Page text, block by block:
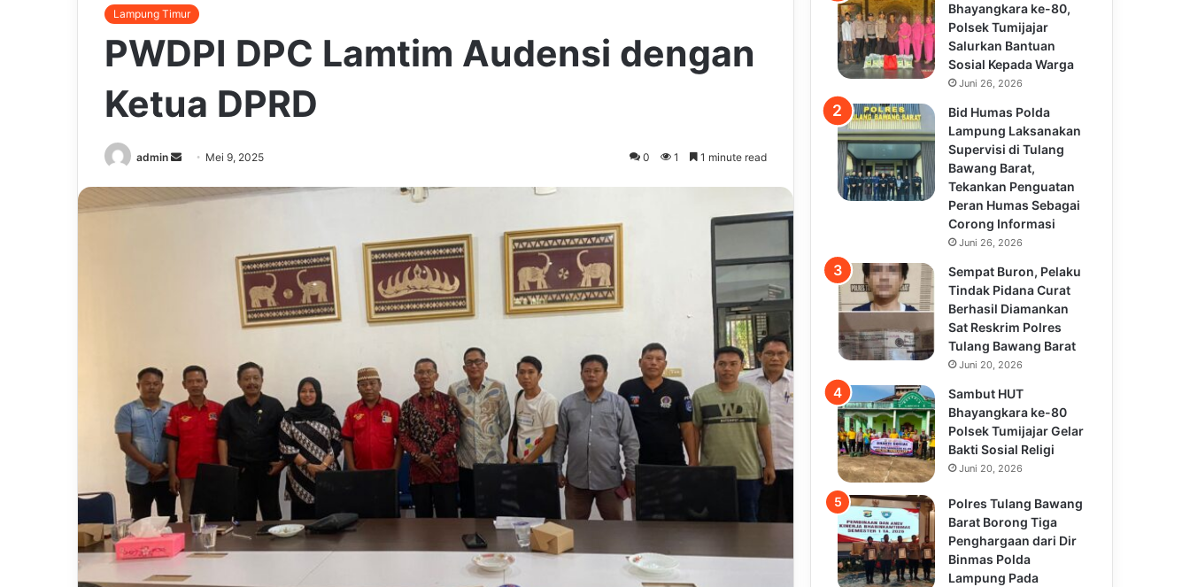
Lampung Timur
PWDPI DPC Lamtim Audensi dengan
Ketua DPRD
admin
Send
email
Mei 9, 2025 0 1 1 minute read
Bhayangkara ke-80,
Polsek Tumijajar
Salurkan Bantuan
Sosial Kepada Warga
Juni 26, 2026
Bid Humas Polda
Lampung Laksanakan
Supervisi di Tulang
Bawang Barat,
Tekankan Penguatan
Peran Humas Sebagai
Corong Informasi
Juni 26, 2026
Sempat Buron, Pelaku
Tindak Pidana Curat
Berhasil Diamankan
Sat Reskrim Polres
Tulang Bawang Barat
Juni 20, 2026
Sambut HUT
Bhayangkara ke-80
Polsek Tumijajar Gelar
Bakti Sosial Religi
Juni 20, 2026
Polres Tulang Bawang
Barat Borong Tiga
Penghargaan dari Dir
Binmas Polda
Lampung Pada